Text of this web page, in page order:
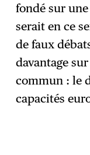
fondé sur
serait en ce
de faux
davantage
commun : le
capacités